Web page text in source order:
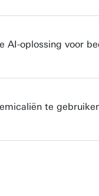
AI-oplossing voor
te